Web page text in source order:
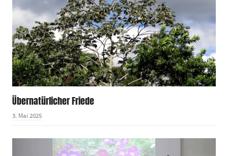
Übernatürlicher Friede
3. Mai 2025